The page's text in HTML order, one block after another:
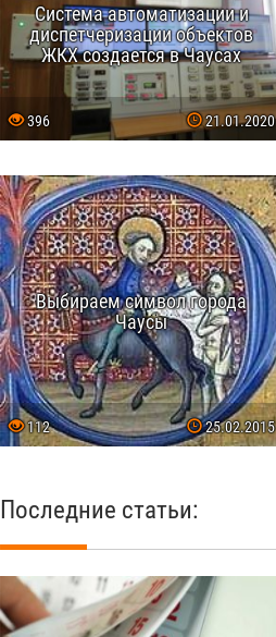
Система автоматизации и
диспетчеризации объектов
ЖКХ создается в Чаусах
396 21.01.2020
Выбираем символ города
Чаусы
112 25.02.2015
Последние статьи: